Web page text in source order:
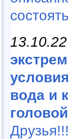
13.10.22
вода и